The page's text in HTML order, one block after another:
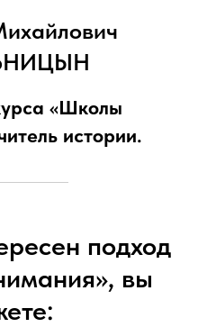
«Школы
истории.
подход
вы